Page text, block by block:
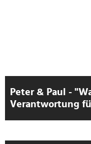
Peter & Paul -
Verantwortung